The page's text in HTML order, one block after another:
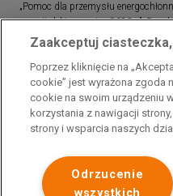
„Pomoc dla przemysłu
energii elektrycznej w 2023 r.”.
programu rządowego pod nazwą:
związana z nagłymi wzrostami cen
2022 r.”
Zaakceptuj
Poprzez kliknięcie na
cookie” jest wyrażona zgoda
cookie na swoim urządzeniu
korzystania z nawigacji
strony i wsparcia naszych
Odrzucenie
wszystkich